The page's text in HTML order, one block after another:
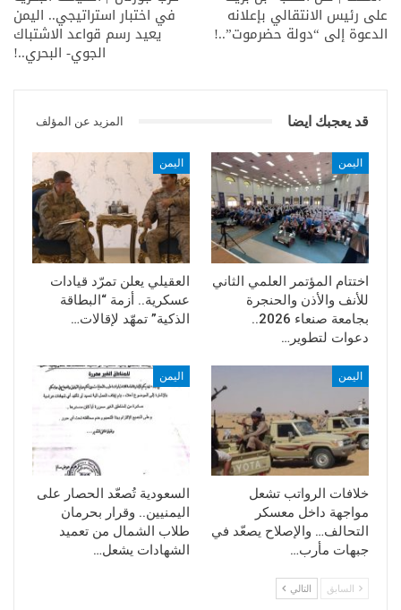
الشعبي العربي والإسلامي جراء استمرار العدوان الإسرائيلي على
قطاع غزة، ودعم الولايات المتحدة غير المحدود للكيان الصهيوني.
على رئيس الانتقالي بإعلانه
الدعوة إلى “دولة حضرموت”..!
في اختبار استراتيجي.. اليمن
يعيد رسم قواعد الاشتباك
الجوي- البحري..!
قد يعجبك ايضا المزيد عن المؤلف
اليمن
اختتام المؤتمر العلمي الثاني
للأنف والأذن والحنجرة
بجامعة صنعاء 2026..
دعوات لتطوير…
اليمن
العقيلي يعلن تمرّد قيادات
عسكرية.. أزمة “البطاقة
الذكية” تمهّد لإقالات…
اليمن
خلافات الرواتب تشعل
مواجهة داخل معسكر
التحالف… والإصلاح يصعّد في
جبهات مأرب…
اليمن
السعودية تُصعّد الحصار على
اليمنيين.. وقرار بحرمان
طلاب الشمال من تعميد
الشهادات يشعل…
السابق التالي